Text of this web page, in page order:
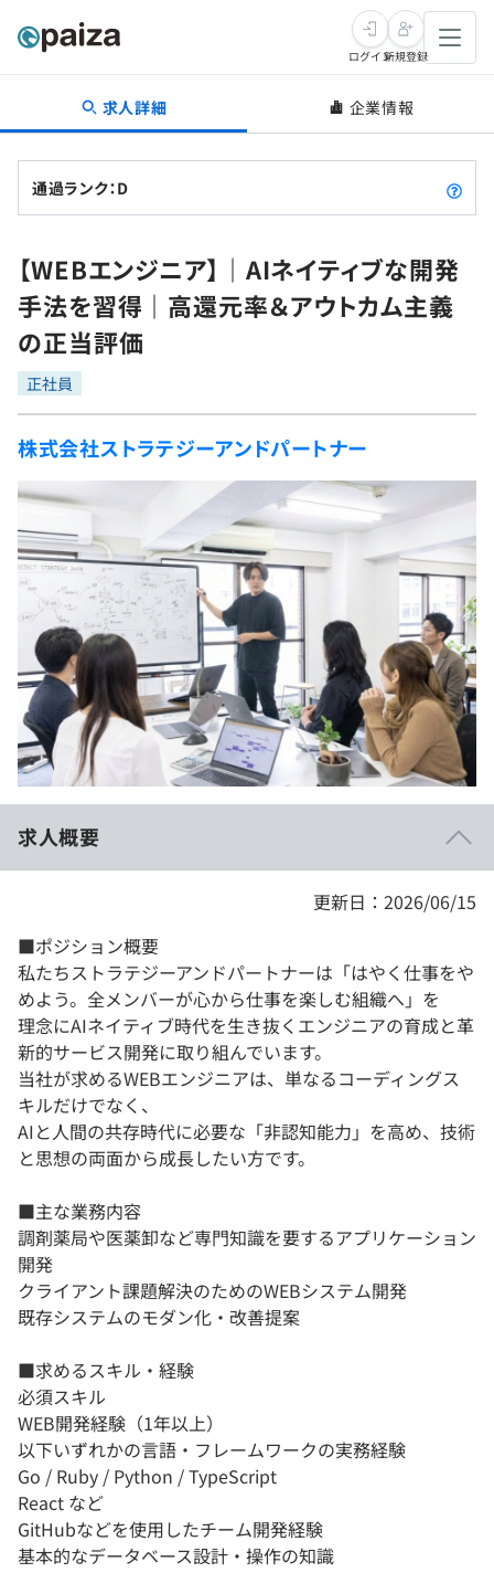
転職・キャリア
転職成功ガイド
転職エージェント
インタビュー
転職成功ガイド
新卒就活
求人検索
本選考
インターン
新卒エージェント
イベント・セミナー
インタビュー
就活成功ガイド
学習
問題集
4択課題
ナレッジ
リファレンス
プラン
個人向けプラン
法人向けプラン
学校向けプラン
契約内容・クーポン
プログラミング言語
評価結果一覧
再チャレンジ結果一覧
ゲーム・マンガ
Tech Team Journal
paiza times
note
paizaとは？
ログイン新規登録
求人詳細 企業情報
通過ランク：D
【WEBエンジニア】｜AIネイティブな開発
手法を習得｜高還元率＆アウトカム主義
の正当評価
正社員
株式会社ストラテジーアンドパートナー
求人概要
更新日：2026/06/15
■ポジション概要
私たちストラテジーアンドパートナーは「はやく仕事をや
めよう。全メンバーが心から仕事を楽しむ組織へ」を
理念にAIネイティブ時代を生き抜くエンジニアの育成と革
新的サービス開発に取り組んでいます。
当社が求めるWEBエンジニアは、単なるコーディングス
キルだけでなく、
AIと人間の共存時代に必要な「非認知能力」を高め、技術
と思想の両面から成長したい方です。
■主な業務内容
調剤薬局や医薬卸など専門知識を要するアプリケーション
開発
クライアント課題解決のためのWEBシステム開発
既存システムのモダン化・改善提案
■求めるスキル・経験
必須スキル
WEB開発経験（1年以上）
以下いずれかの言語・フレームワークの実務経験
Go / Ruby / Python / TypeScript
React など
GitHubなどを使用したチーム開発経験
基本的なデータベース設計・操作の知識